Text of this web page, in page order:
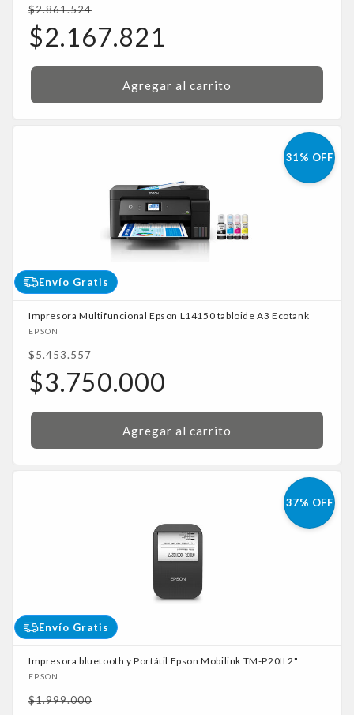
Precio
habitual
$2.861.524
Precio
de
oferta
$2.167.821
Agregar al carrito
31% OFF
Envío Gratis
Impresora Multifuncional Epson L14150 tabloide A3 Ecotank
Proveedor:
EPSON
Precio
habitual
$5.453.557
Precio
de
oferta
$3.750.000
Agregar al carrito
37% OFF
Envío Gratis
Impresora bluetooth y Portátil Epson Mobilink TM-P20II 2"
Proveedor:
EPSON
Precio
$1.999.000